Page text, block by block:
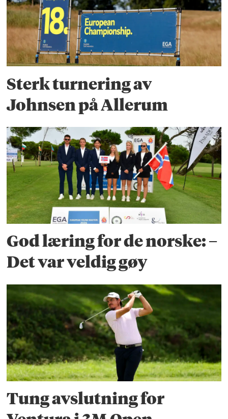
Sterk turnering av
Johnsen på Allerum
God læring for de norske: –
Det var veldig gøy
Tung avslutning for